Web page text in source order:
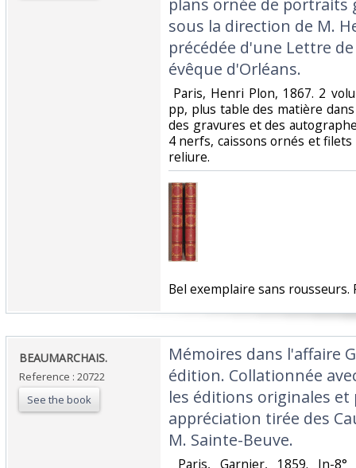
plans ornée de portraits
sous la direction de M.
précédée d'une Lettre
évêque d'Orléans.‎
Paris, Henri Plon, 1867. 2
pp, plus table des matière
des gravures et des
4 nerfs, caissons ornés et
reliure. ‎
‎Bel exemplaire sans rousseurs.
‎BEAUMARCHAIS.‎
Reference : 20722
See the book
‎Mémoires dans l'affaire
édition. Collationnée
les éditions originales et
appréciation tirée des
M. Sainte-Beuve.‎
Paris, Garnier, 1859. In-